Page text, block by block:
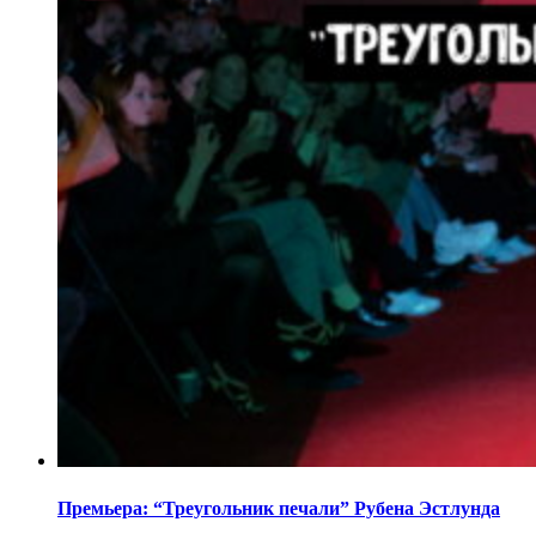
Премьера: “Треугольник печали” Рубена Эстлунда